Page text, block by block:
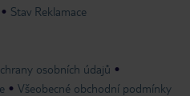
Stav Reklamace
osobních údajů
Všeobecné obchodní podmínky